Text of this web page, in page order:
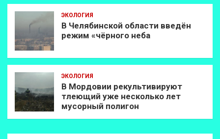
ЭКОЛОГИЯ
В Челябинской области введён
режим «чёрного неба
ЭКОЛОГИЯ
В Мордовии рекультивируют
тлеющий уже несколько лет
мусорный полигон